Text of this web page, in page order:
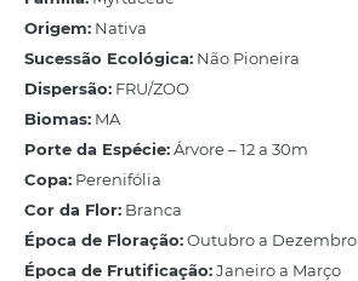
Origem: Nativa
Sucessão Ecológica: Não Pioneira
Dispersão: FRU/ZOO
Biomas: MA
Porte da Espécie:Árvore – 12 a 30m
Copa: Perenifólia
Cor da Flor: Branca
Época de Floração:Outubro a Dezembro
Época de Frutificação:Janeiro a Março